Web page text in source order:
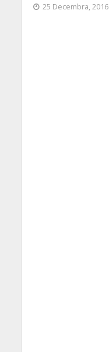
25 Decembra, 2016